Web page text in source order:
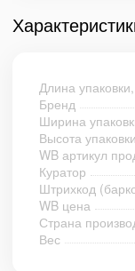
Длина
Бренд
Ширина
Высота
WB артикул
Куратор
Штрихкод
WB цена
Страна
Вес